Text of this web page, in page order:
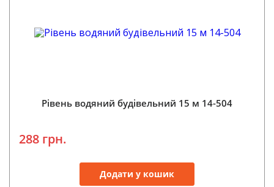
Рівень водяний будівельний 15 м 14-504
288 грн.
Додати у кошик